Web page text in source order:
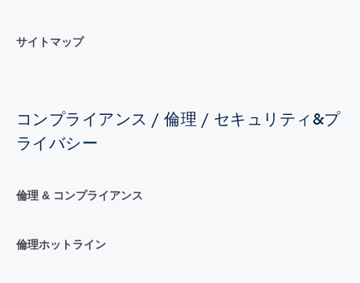
サイトマップ
コンプライアンス / 倫理 / セキュリティ&プ
ライバシー
倫理 & コンプライアンス
倫理ホットライン